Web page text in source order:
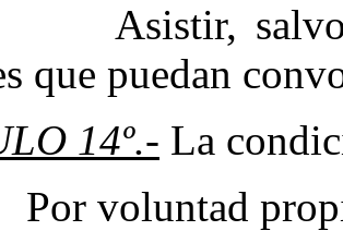
salvo
que puedan
14º.- La
voluntad